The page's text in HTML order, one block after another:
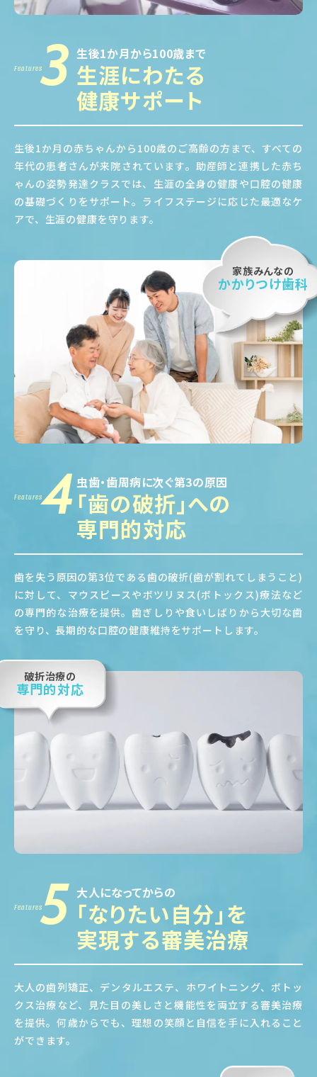
Features3 生後1か月から100歳まで
生涯にわたる
健康サポート
生後1か月の赤ちゃんから100歳のご高齢の方まで、すべての
年代の患者さんが来院されています。助産師と連携した赤ち
ゃんの姿勢発達クラスでは、生涯の全身の健康や口腔の健康
の基礎づくりをサポート。ライフステージに応じた最適なケ
アで、生涯の健康を守ります。
家族みんなの
かかりつけ歯科
Features4虫歯・歯周病に次ぐ第3の原因
「歯の破折」への
専門的対応
歯を失う原因の第3位である歯の破折(歯が割れてしまうこと)
に対して、マウスピースやボツリヌス(ボトックス)療法など
の専門的な治療を提供。歯ぎしりや食いしばりから大切な歯
を守り、長期的な口腔の健康維持をサポートします。
破折治療の
専門的対応
Features5 大人になってからの
「なりたい自分」を
実現する審美治療
大人の歯列矯正、デンタルエステ、ホワイトニング、ボトッ
クス治療など、見た目の美しさと機能性を両立する審美治療
を提供。何歳からでも、理想の笑顔と自信を手に入れること
ができます。